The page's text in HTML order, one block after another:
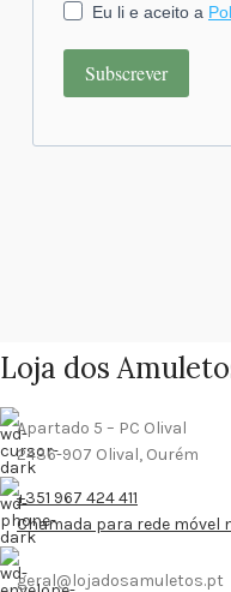
Eu li e aceito a
Subscrever
Loja dos
Apartado 5 – PC Olival
2436-907 Olival, Ourém
+351 967 424 411
Chamada para rede móvel
geral@lojadosamuletos.pt